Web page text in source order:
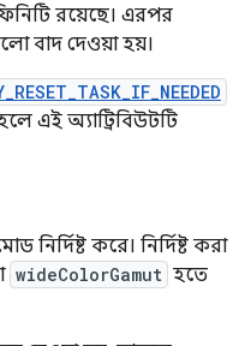
রয়েছে। এরপর
বাদ দেওয়া হয়।
এই অ্যাট্রিবিউটটি
নির্দিষ্ট করে। নির্দিষ্ট করা
wideColorGamut হতে